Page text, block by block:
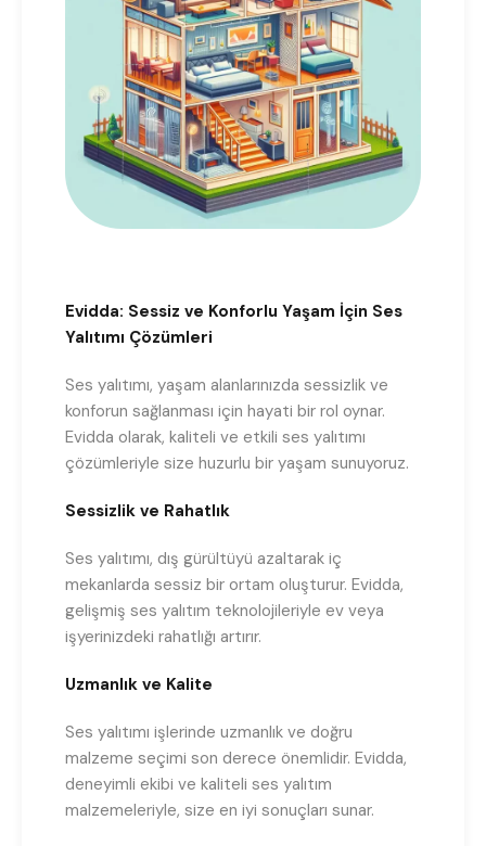
Evidda: Sessiz ve Konforlu Yaşam İçin Ses
Yalıtımı Çözümleri
Ses yalıtımı, yaşam alanlarınızda sessizlik ve
konforun sağlanması için hayati bir rol oynar.
Evidda olarak, kaliteli ve etkili ses yalıtımı
çözümleriyle size huzurlu bir yaşam sunuyoruz.
Sessizlik ve Rahatlık
Ses yalıtımı, dış gürültüyü azaltarak iç
mekanlarda sessiz bir ortam oluşturur. Evidda,
gelişmiş ses yalıtım teknolojileriyle ev veya
işyerinizdeki rahatlığı artırır.
Uzmanlık ve Kalite
Ses yalıtımı işlerinde uzmanlık ve doğru
malzeme seçimi son derece önemlidir. Evidda,
deneyimli ekibi ve kaliteli ses yalıtım
malzemeleriyle, size en iyi sonuçları sunar.